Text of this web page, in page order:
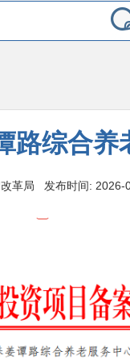
路综合养
革局 发布时间: 2026-